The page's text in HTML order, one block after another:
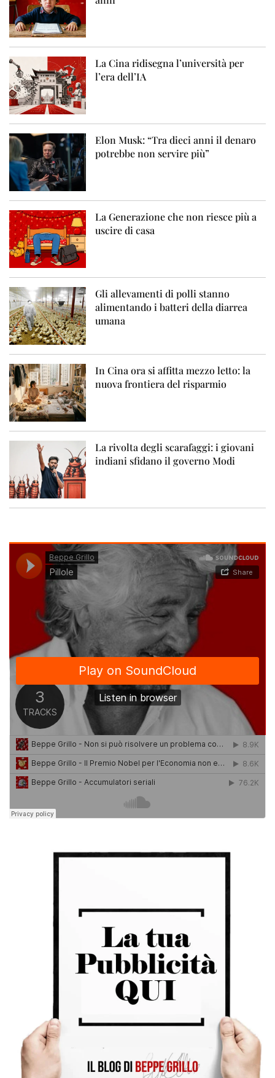
La Cina ridisegna l’università per
l’era dell’IA
Elon Musk: “Tra dieci anni il denaro
potrebbe non servire più”
La Generazione che non riesce più a
uscire di casa
Gli allevamenti di polli stanno
alimentando i batteri della diarrea
umana
In Cina ora si affitta mezzo letto: la
nuova frontiera del risparmio
La rivolta degli scarafaggi: i giovani
indiani sfidano il governo Modi